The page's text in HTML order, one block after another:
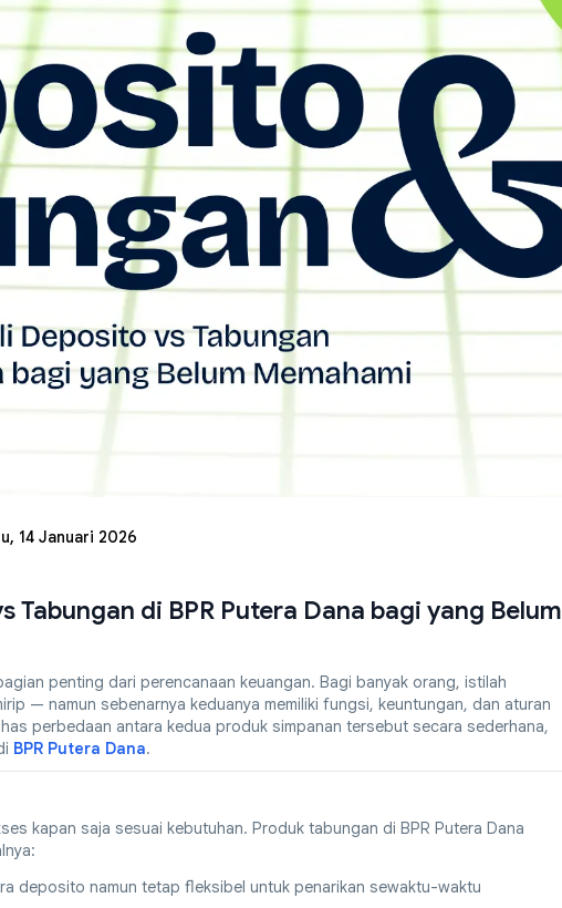
14 Januari 2026
Tabungan di BPR Putera Dana bagi yang Belum
penting dari perencanaan keuangan. Bagi banyak orang, istilah
— namun sebenarnya keduanya memiliki fungsi, keuntungan, dan aturan
perbedaan antara kedua produk simpanan tersebut secara sederhana,
BPR Putera Dana.
kapan saja sesuai kebutuhan. Produk tabungan di BPR Putera Dana
deposito namun tetap fleksibel untuk penarikan sewaktu-waktu